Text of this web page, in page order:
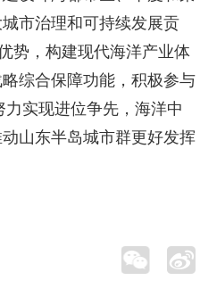
市治理和可持续发展贡
势，构建现代海洋产业体
综合保障功能，积极参与
实现进位争先，海洋中
山东半岛城市群更好发挥